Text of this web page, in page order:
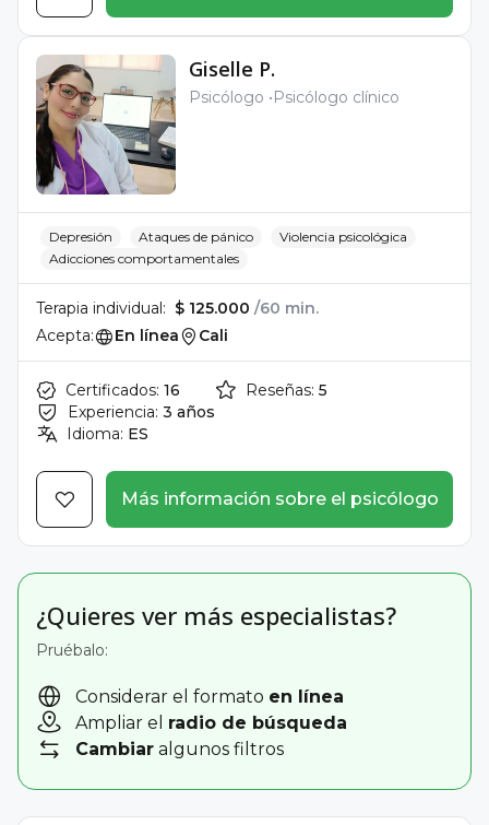
Giselle P.
Psicólogo Psicólogo clínico
Depresión Ataques de pánico
Violencia psicológica
Adicciones comportamentales
Terapia individual: $ 125.000 /60 min.
Acepta:
En línea Cali
Certificados: 16
Experiencia: 3 años
Idioma: ES
Reseñas: 5
Más información sobre el psicólogo
¿Quieres ver más especialistas?
Pruébalo:
Considerar el formato en línea
Ampliar el radio de búsqueda
Cambiar algunos filtros